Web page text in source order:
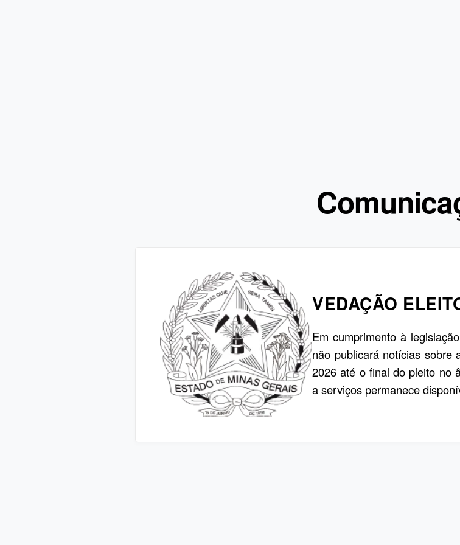
VEDAÇÃO
Em cumprimento à
não publicará notícias
2026 até o final do pleito no
a serviços permanece